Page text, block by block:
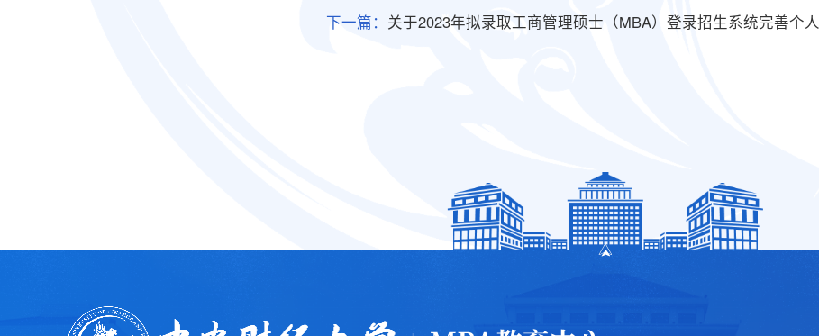
下一篇： 关于2023年拟录取工商管理硕士（MBA）登录招生系统完善个